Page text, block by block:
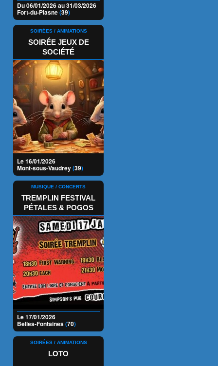
Du 06/01/2026 au 31/03/2026
Fort-du-Plasne(39)
SOIRÉES / ANIMATIONS
SOIRÉE JEUX DE
SOCIÉTÉ
Le 16/01/2026
Mont-sous-Vaudrey(39)
MUSIQUE / CONCERTS
TREMPLIN FESTIVAL
PÉTALES & POGOS
Le 17/01/2026
Belles-Fontaines(70)
SOIRÉES / ANIMATIONS
LOTO